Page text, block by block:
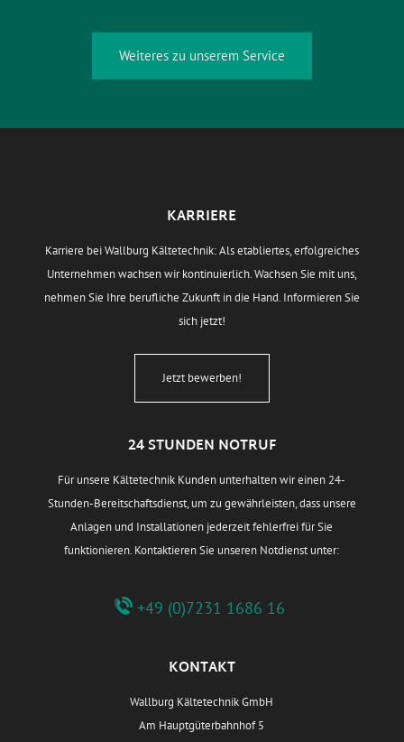
Weiteres zu unserem Service
KARRIERE
Karriere bei Wallburg Kältetechnik: Als etabliertes, erfolgreiches
Unternehmen wachsen wir kontinuierlich. Wachsen Sie mit uns,
nehmen Sie Ihre berufliche Zukunft in die Hand. Informieren Sie
sich jetzt!
Jetzt bewerben!
24 STUNDEN NOTRUF
Für unsere Kältetechnik Kunden unterhalten wir einen 24-
Stunden-Bereitschaftsdienst, um zu gewährleisten, dass unsere
Anlagen und Installationen jederzeit fehlerfrei für Sie
funktionieren. Kontaktieren Sie unseren Notdienst unter:
+49 (0)7231 1686 16
KONTAKT
Wallburg Kältetechnik GmbH
Am Hauptgüterbahnhof 5